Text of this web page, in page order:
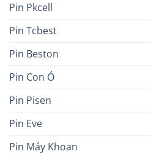
Pin Pkcell
Pin Tcbest
Pin Beston
Pin Con Ó
Pin Pisen
Pin Eve
Pin Máy Khoan